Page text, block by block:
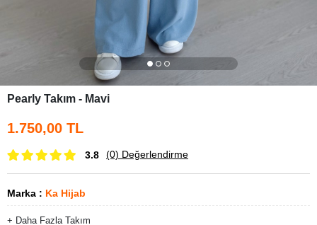
Pearly Takım - Mavi
1.750,00 TL
3.8 (0) Değerlendirme
Marka : Ka Hijab
+ Daha Fazla Takım